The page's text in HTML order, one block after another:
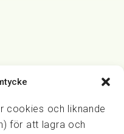
cookies och liknande
för att lagra och